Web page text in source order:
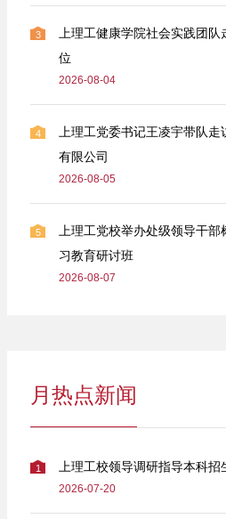
3
上理工健康学院社会实践团
位
2026-08-04
4
上理工党委书记王凌宇带队
有限公司
2026-08-05
5
上理工党校举办处级领导干
习教育研讨班
2026-08-07
月热点新闻
1 上理工校领导调研指导本科招
2026-07-20